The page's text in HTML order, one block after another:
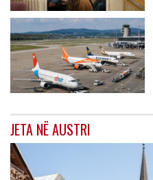
JETA NË AUSTRI